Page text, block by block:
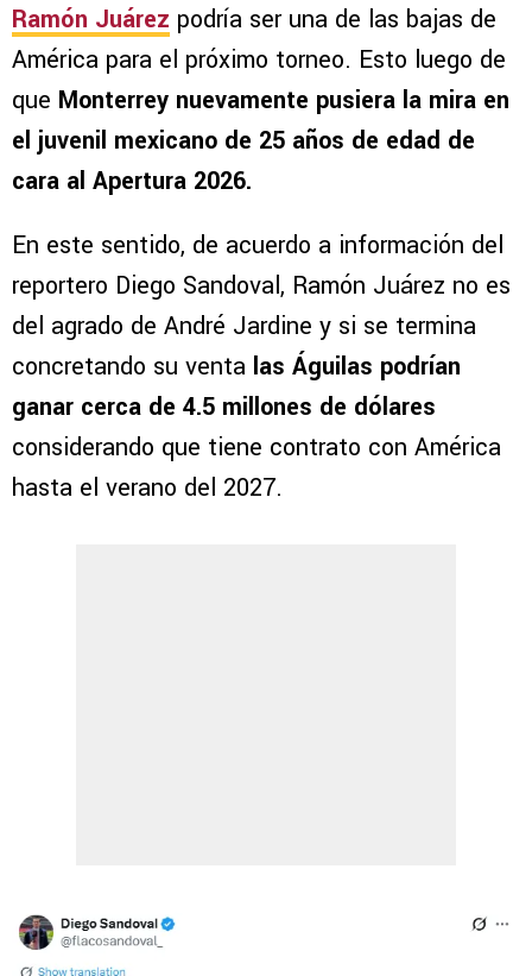
Ramón Juárez podría ser una de las bajas de
América para el próximo torneo. Esto luego de
que Monterrey nuevamente pusiera la mira en
el juvenil mexicano de 25 años de edad de
cara al Apertura 2026.
En este sentido, de acuerdo a información del
reportero Diego Sandoval, Ramón Juárez no es
del agrado de André Jardine y si se termina
concretando su venta las Águilas podrían
ganar cerca de 4.5 millones de dólares
considerando que tiene contrato con América
hasta el verano del 2027.